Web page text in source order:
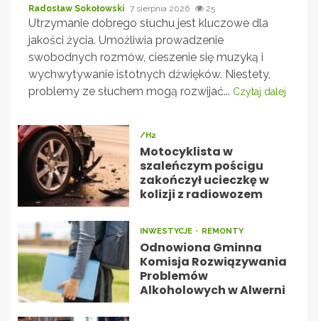
Radosław Sokołowski 7 sierpnia 2026 25
Utrzymanie dobrego słuchu jest kluczowe dla
jakości życia. Umożliwia prowadzenie
swobodnych rozmów, cieszenie się muzyką i
wychwytywanie istotnych dźwięków. Niestety,
problemy ze słuchem mogą rozwijać... Czytaj dalej
/H2
Motocyklista w
szaleńczym pościgu
zakończył ucieczkę w
kolizji z radiowozem
INWESTYCJE REMONTY
Odnowiona Gminna
Komisja Rozwiązywania
Problemów
Alkoholowych w Alwerni